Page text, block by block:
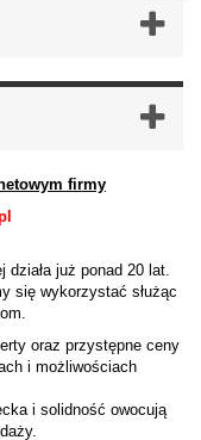
firmy
już ponad 20 lat.
się wykorzystać służąc
oraz przystępne ceny
i możliwościach
i solidność owocują